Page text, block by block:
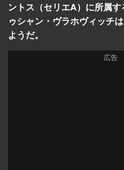
ントス（セリエA）に所属
ゥシャン・ヴラホヴィッチ
ようだ。